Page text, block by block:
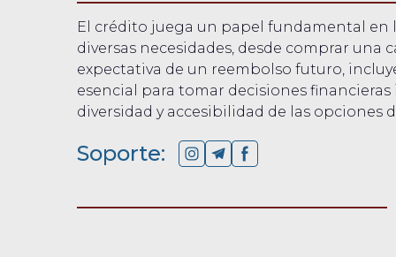
El crédito juega un papel fundamental en
diversas necesidades, desde comprar
expectativa de un reembolso futuro,
esencial para tomar decisiones
diversidad y accesibilidad de las opciones
Soporte: